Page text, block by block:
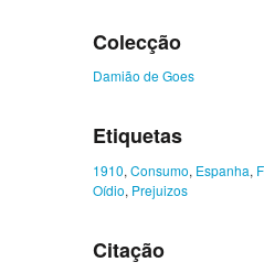
Colecção
Damião de Goes
Etiquetas
1910, Consumo, Espanha,
Oídio, Prejuizos
Citação